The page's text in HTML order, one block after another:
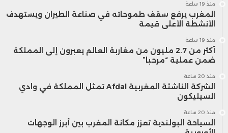
منذ 19 ساعة
المغرب يرفع سقف طموحاته في صناعة الطيران ويستهدف
الأنشطة الأعلى قيمة
منذ 19 ساعة
أكثر من 2.7 مليون من مغاربة العالم يعبرون إلى المملكة
ضمن عملية “مرحبا”
منذ 20 ساعة
الشركة الناشئة المغربية Afdal تمثل المملكة في وادي
السيليكون
منذ 20 ساعة
السياحة البولندية تعزز مكانة المغرب بين أبرز الوجهات